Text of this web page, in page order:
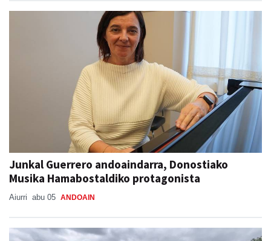
Junkal Guerrero andoaindarra, Donostiako
Musika Hamabostaldiko protagonista
Aiurri abu 05 ANDOAIN